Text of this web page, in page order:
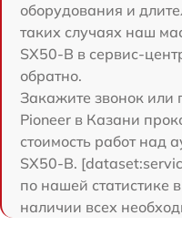
оборудования и
таких случаях наш
SX50-B в сервис-
обратно.
Закажите звонок или
Pioneer в Казани
стоимость работ над
SX50-B.
по нашей статистике
наличии всех